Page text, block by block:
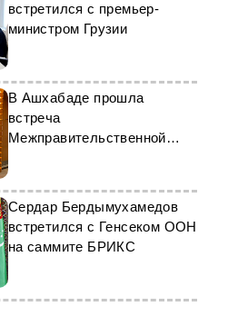
встретился с премьер-
министром Грузии
В Ашхабаде прошла
встреча
Межправительственной
комиссии Туркменистана и
РФ
Сердар Бердымухамедов
встретился с Генсеком ООН
на саммите БРИКС